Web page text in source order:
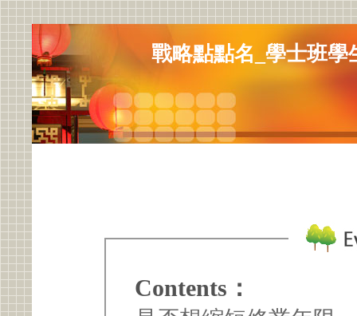
戰略點點名_學士班
Contents：